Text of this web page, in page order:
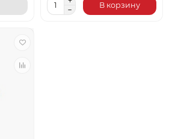
В корзину